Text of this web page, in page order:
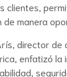
clientes,
manera
director de
enfatizó la